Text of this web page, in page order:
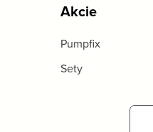
Akcie
Pumpfix
Sety